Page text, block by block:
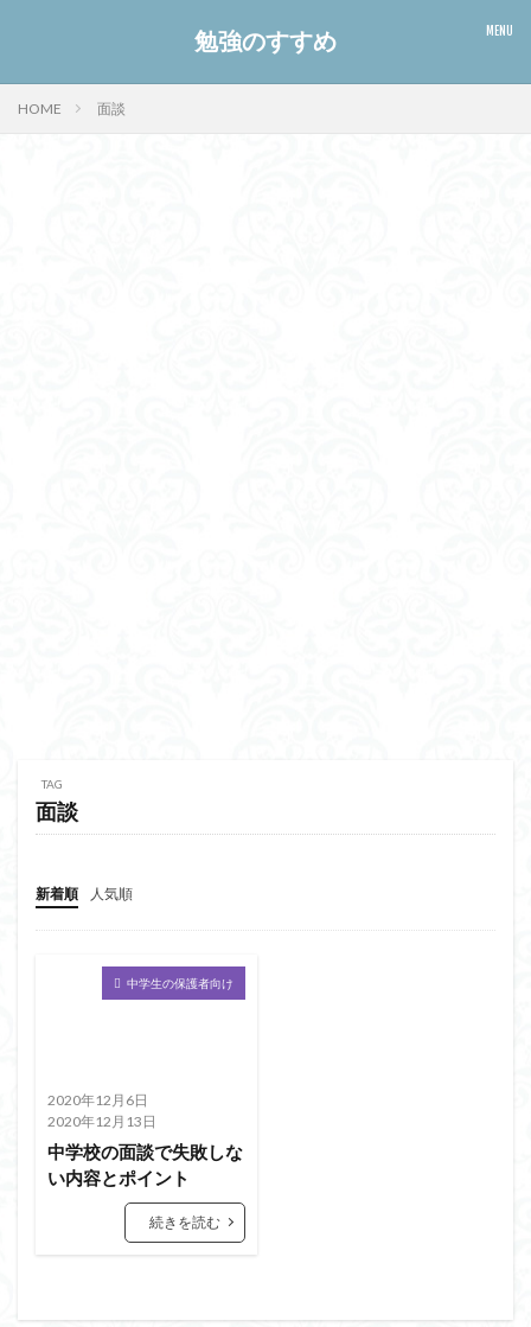
勉強のすすめ
HOME 面談
TAG
面談
新着順 人気順
中学生の保護者向け
2020年12月6日
2020年12月13日
中学校の面談で失敗しな
い内容とポイント
続きを読む